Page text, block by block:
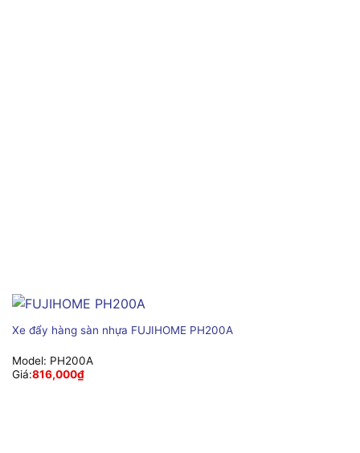
Xe đẩy hàng sàn nhựa FUJIHOME PH200A
Model: PH200A
Giá:816,000₫